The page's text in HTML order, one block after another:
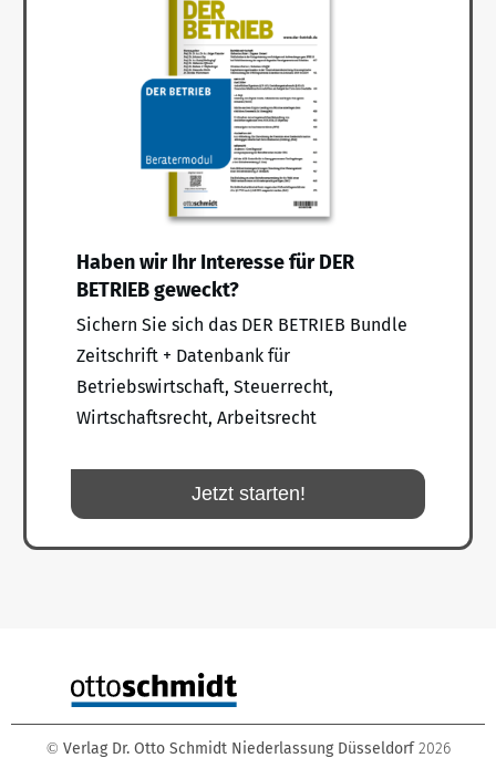
Haben wir Ihr Interesse für DER
BETRIEB geweckt?
Sichern Sie sich das DER BETRIEB Bundle
Zeitschrift + Datenbank für
Betriebswirtschaft, Steuerrecht,
Wirtschaftsrecht, Arbeitsrecht
Jetzt starten!
© Verlag Dr. Otto Schmidt Niederlassung Düsseldorf 2026